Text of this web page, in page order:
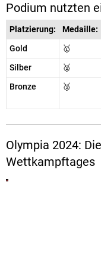
Podium nutzten
Platzierung: Medaille:
Gold
🥇
Silber
🥈
Bronze
🥉
Olympia 2024:
Wettkampftages